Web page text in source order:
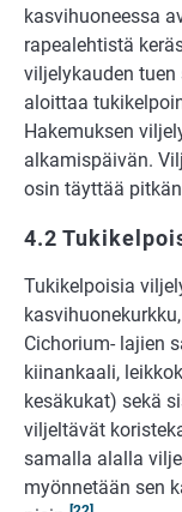
kasvihuoneessa
rapealehtistä
viljelykauden
aloittaa
Hakemuksen
alkamispäivän.
osin täyttää
4.2
Tukikelpoisia
Cichorium- lajien
kiinankaali,
kesäkukat) sekä
viljeltävät
samalla alalla
myönnetään sen